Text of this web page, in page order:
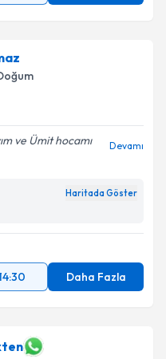
ve Ümit hocamı
Devamı
Haritada Göster
Daha Fazla